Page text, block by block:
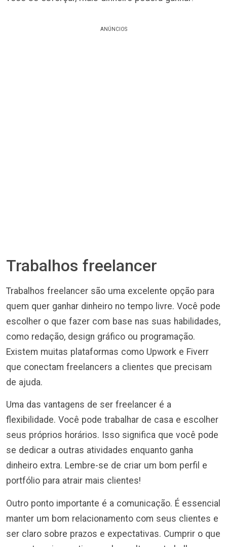
ANÚNCIOS
Trabalhos freelancer
Trabalhos freelancer são uma excelente opção para
quem quer ganhar dinheiro no tempo livre. Você pode
escolher o que fazer com base nas suas habilidades,
como redação, design gráfico ou programação.
Existem muitas plataformas como Upwork e Fiverr
que conectam freelancers a clientes que precisam
de ajuda.
Uma das vantagens de ser freelancer é a
flexibilidade. Você pode trabalhar de casa e escolher
seus próprios horários. Isso significa que você pode
se dedicar a outras atividades enquanto ganha
dinheiro extra. Lembre-se de criar um bom perfil e
portfólio para atrair mais clientes!
Outro ponto importante é a comunicação. É essencial
manter um bom relacionamento com seus clientes e
ser claro sobre prazos e expectativas. Cumprir o que